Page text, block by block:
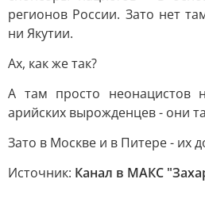
регионов России. Зато нет
ни Якутии.
Ах, как же так?
А там просто неонацистов
арийских вырожденцев - они
Зато в Москве и в Питере - их
Источник: Канал в МАКС